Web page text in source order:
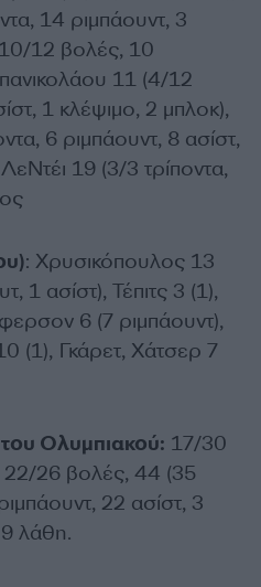
14 ριμπάουντ, 3
12 βολές, 10
11 (4/12
1 κλέψιμο, 2 μπλοκ),
6 ριμπάουντ, 8 ασίστ,
19 (3/3 τρίποντα,
: Χρυσικόπουλος 13
1 ασίστ), Τέπιτς 3 (1),
6 (7 ριμπάουντ),
(1), Γκάρετ, Χάτσερ 7
του Ολυμπιακού: 17/30
22/26 βολές, 44 (35
22 ασίστ, 3
9 λάθη.